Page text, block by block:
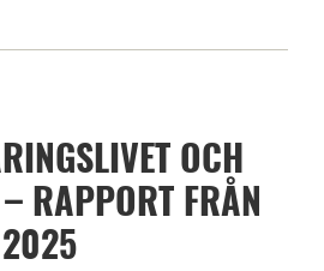
OCH
RAPPORT FRÅN